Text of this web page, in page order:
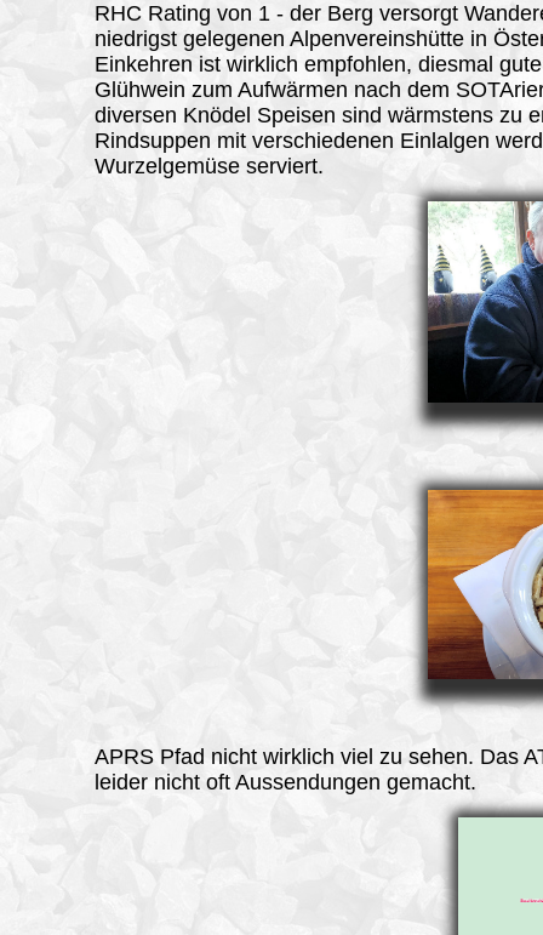
RHC Rating von 1 - der Berg versorgt
niedrigst gelegenen Alpenvereinshütte in
Einkehren ist wirklich empfohlen, diesmal
Glühwein zum Aufwärmen nach dem
diversen Knödel Speisen sind wärmstens zu
Rindsuppen mit verschiedenen Einlalgen
Wurzelgemüse serviert.
APRS Pfad nicht wirklich viel zu sehen. Das
leider nicht oft Aussendungen gemacht.